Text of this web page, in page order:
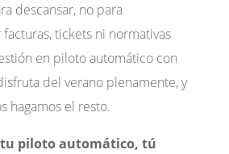
descansar, no para
tickets ni normativas
en piloto automático con
del verano plenamente, y
hagamos el resto.
piloto automático, tú